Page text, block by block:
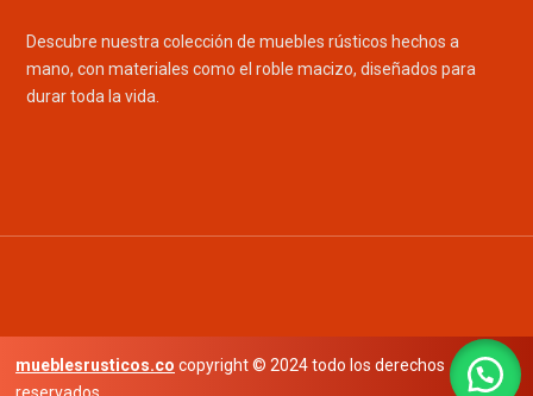
Descubre nuestra colección de muebles rústicos hechos a
mano, con materiales como el roble macizo, diseñados para
durar toda la vida.
mueblesrusticos.co copyright © 2024 todo los derechos